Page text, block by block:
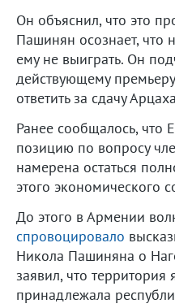
Он объяснил, что это
Пашинян осознает, что
ему не выиграть. Он
действующему
ответить за сдачу
Ранее сообщалось, что
позицию по вопросу
намерена остаться
этого экономического
До этого в Армении
спровоцировало
Никола Пашиняна о
заявил, что
принадлежала